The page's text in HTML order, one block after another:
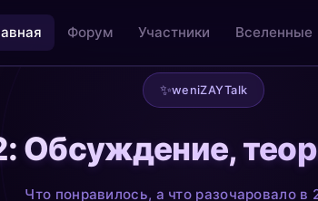
Форум Участники Вселенные
Творчество как медитация
✨weniZAYTalk
Обсуждение,
Что понравилось, а что разочаровало в